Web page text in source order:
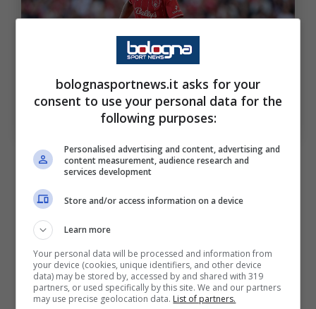
Scelto il sostituto di Ndoye: il confronto tra i due.
Bologna Sport News (Photo by Warren Little/Getty
Images Via OneFootball)
Pertanto dispone delle qualità per poter
Coppa Italiae autore di 9 reti e 5 assist
stagionali. Per capire meglio però se Rowe è
la scelta giusta, aiutiamoci con i numeri,
forniti daSofascore, effettuando un
confronto tra i due. A livello realizzativo
bolognasportnews.it asks for your
consent to use your personal data for the
following purposes:
Personalised advertising and content, advertising and
content measurement, audience research and
services development
Store and/or access information on a device
Learn more
Your personal data will be processed and information from
your device (cookies, unique identifiers, and other device
data) may be stored by, accessed by and shared with 319
partners, or used specifically by this site. We and our partners
may use precise geolocation data. List of partners.